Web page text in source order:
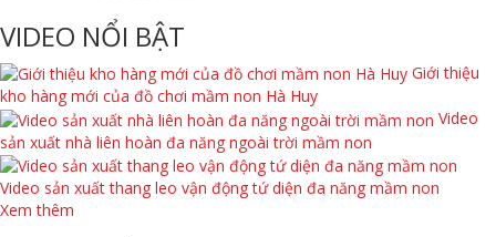
VIDEO NỔI BẬT
Giới thiệu
kho hàng mới của đồ chơi mầm non Hà Huy
Video
sản xuất nhà liên hoàn đa năng ngoài trời mầm non
Video sản xuất thang leo vận động tứ diện đa năng mầm non
Xem thêm